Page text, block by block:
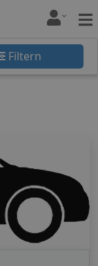
Filtern